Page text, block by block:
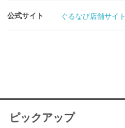
公式サイト ぐるなび店舗サイト
ピックアップ